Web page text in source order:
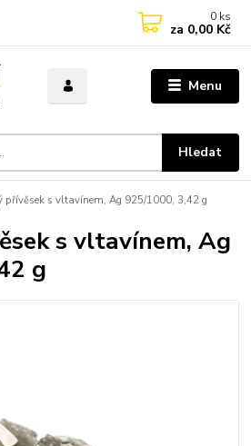
Menu
Hledat
0 ks
za 0,00 Kč
přívěsek s vltavínem, Ag 925/1000, 3,42 g
s vltavínem, Ag
g